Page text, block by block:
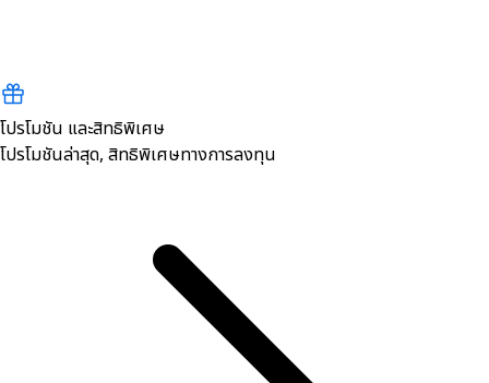
โปรโมชัน และสิทธิพิเศษ
โปรโมชันล่าสุด, สิทธิพิเศษทางการลงทุน